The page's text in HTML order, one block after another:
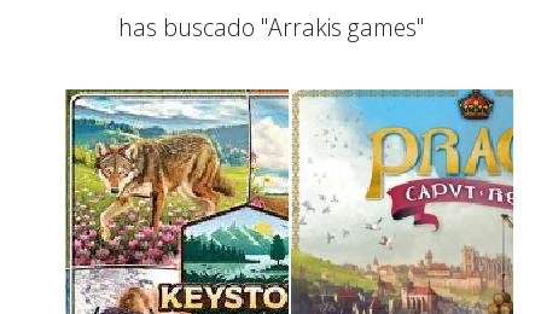
has buscado "Arrakis games"